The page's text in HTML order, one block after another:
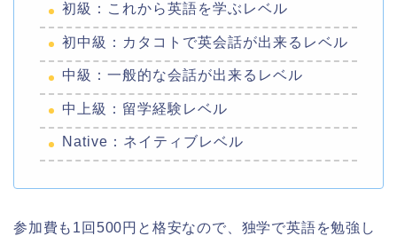
初級：これから英語を学ぶレベル
初中級：カタコトで英会話が出来るレベル
中級：一般的な会話が出来るレベル
中上級：留学経験レベル
Native：ネイティブレベル
参加費も1回500円と格安なので、独学で英語を勉強し